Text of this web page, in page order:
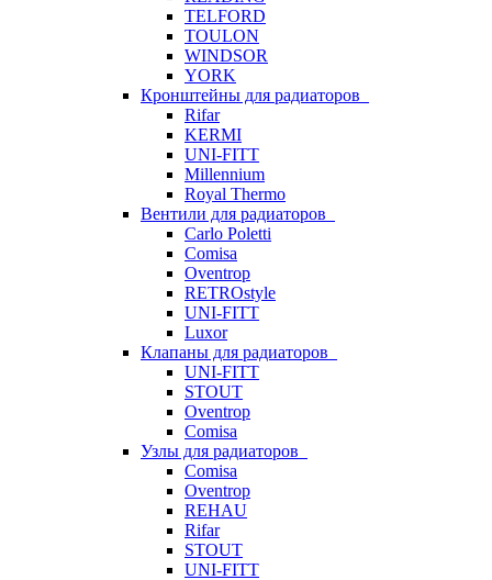
TELFORD
TOULON
WINDSOR
YORK
Кронштейны для радиаторов
Rifar
KERMI
UNI-FITT
Millennium
Royal Thermo
Вентили для радиаторов
Carlo Poletti
Comisa
Oventrop
RETROstyle
UNI-FITT
Luxor
Клапаны для радиаторов
UNI-FITT
STOUT
Oventrop
Comisa
Узлы для радиаторов
Comisa
Oventrop
REHAU
Rifar
STOUT
UNI-FITT